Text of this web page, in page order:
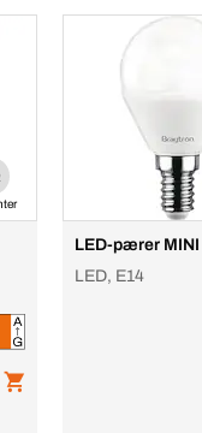
LED-pærer MINI
LED, E14